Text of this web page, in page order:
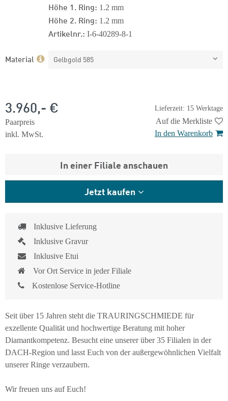
Höhe 1. Ring: 1.2 mm
Höhe 2. Ring: 1.2 mm
Artikelnr.: I-6-40289-8-1
Material Gelbgold 585
Lieferzeit: 15 Werktage
3.960,- €
Paarpreis
inkl. MwSt.
Auf die Merkliste
In den Warenkorb
In einer Filiale anschauen
Jetzt kaufen
Inklusive Lieferung
Inklusive Gravur
Inklusive Etui
Vor Ort Service in jeder Filiale
Kostenlose Service-Hotline
Seit über 15 Jahren steht die TRAURINGSCHMIEDE für
exzellente Qualität und hochwertige Beratung mit hoher
Diamantkompetenz. Besucht eine unserer über 35 Filialen in der
DACH-Region und lasst Euch von der außergewöhnlichen Vielfalt
unserer Ringe verzaubern.
Wir freuen uns auf Euch!